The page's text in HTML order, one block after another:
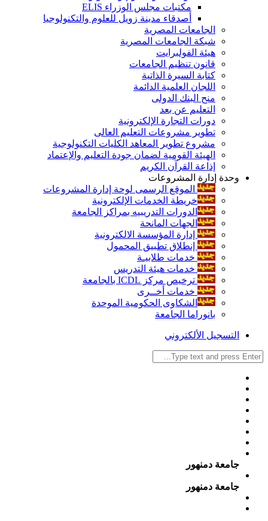
مكتبات مجلس الوزراء ELIS
أصدقاء مدينة زويل للعلوم والتكنولوجيا
الجامعات المصرية
شبكة الجامعات المصرية
هيئة الفولبرايت
قانون تنظيم الجامعات
كتابة السيرة الذاتية
اللجان العلمية الدائمة
منح البنك الدولى
التعليم عن بعد
دورات التجارة الإلكترونية
تطوير مشروعات التعليم العالى
مشروع تطوير المعاهد الكليات التكنولوجية
الهيئة القومية لضمان جودة التعليم والإعتماد
إذاعة القرآن الكريم
وحدة إدارة المشروعات
الموقع الرسمى لوحة إدارة المشروعات
خريطة الخدمات الإلكترونية
الدورات التدريبيه بمراكز الجامعة
الجهات المانحة
إدارة المؤسسة الالكترونية
إنطلاق تطبيق المحمول
خدمات طلابيـة
خدمات هيئة التدريس
ترخيص مركز ICDL بالجامعة
خدمات أخــرى
الشكاوى الحكومية الموحدة
بانوراما الجامعة
التسجيل الألكتروني
جامعة دمنهور
جامعة دمنهور